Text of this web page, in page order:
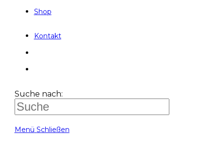
Shop
Kontakt
Suche nach:
Menü Schließen